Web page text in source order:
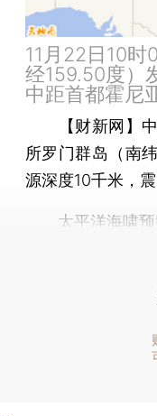
11月22日10
经159.50度）
中距首都霍尼
【财新网】
所罗门群岛（南
源深度10千米，
太平洋海啸预